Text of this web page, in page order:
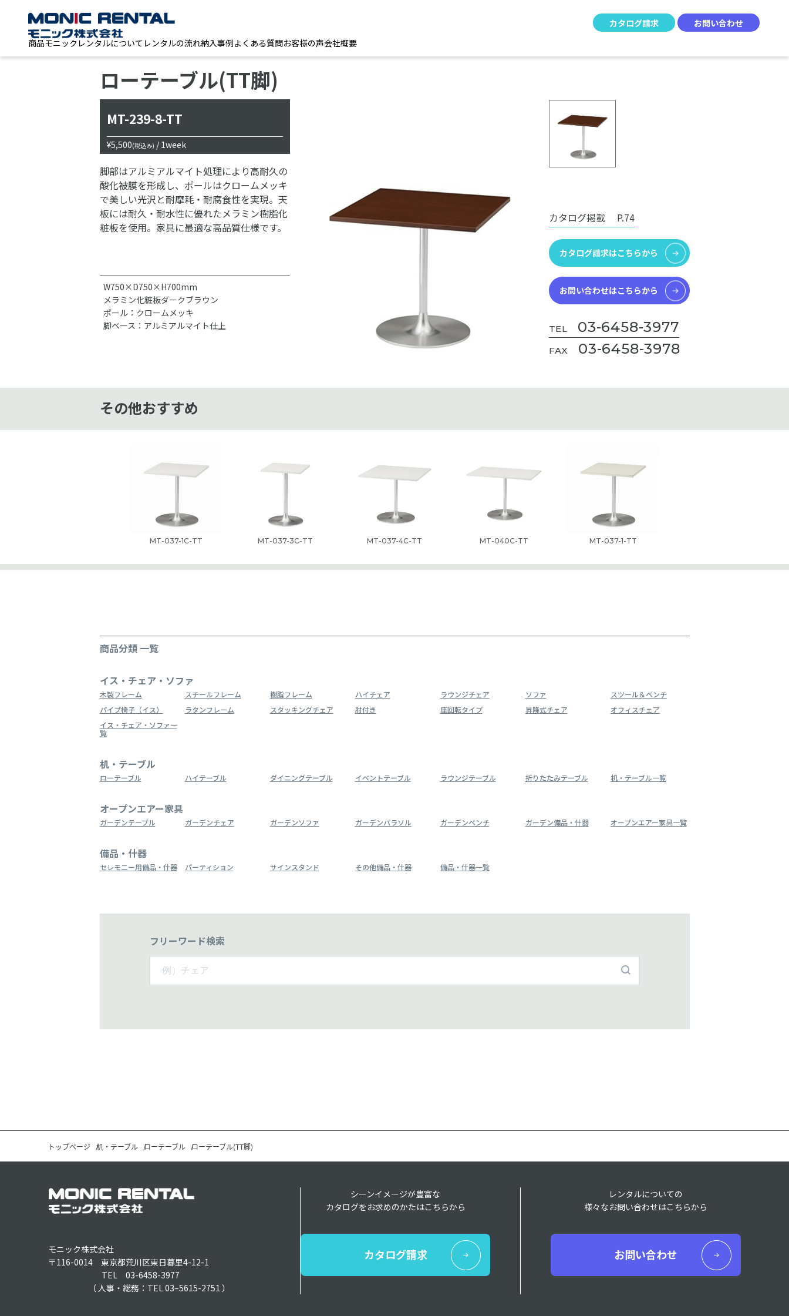
カタログ請求
お問い合わせ
商品モニックレンタルについて レンタルの流れ納入事例よくある質問お客様の声会社概要
ローテーブル(TT脚)
MT-239-8-TT
¥5,500(税込み) / 1week
脚部はアルミアルマイト処理により高耐久の
酸化被膜を形成し、ポールはクロームメッキ
で美しい光沢と耐摩耗・耐腐食性を実現。天
板には耐久・耐水性に優れたメラミン樹脂化
粧板を使用。家具に最適な高品質仕様です。
W750×D750×H700mm
メラミン化粧板ダークブラウン
ポール：クロームメッキ
脚ベース：アルミアルマイト仕上
カタログ掲載 P.74
カタログ請求はこちらから
お問い合わせはこちらから
TEL 03-6458-3977
FAX 03-6458-3978
その他おすすめ
MT-037-1C-TT MT-037-3C-TT MT-037-4C-TT MT-040C-TT MT-037-1-TT
商品分類 一覧
イス・チェア・ソファ
木製フレーム スチールフレーム 樹脂フレーム ハイチェア ラウンジチェア ソファ
スツール＆ベンチ
パイプ椅子（イス）
ラタンフレーム スタッキングチェア 肘付き 座回転タイプ 昇降式チェア
オフィスチェア
イス・チェア・ソファ一
覧
机・テーブル
ローテーブル ハイテーブル ダイニングテーブル イベントテーブル ラウンジテーブル 折りたたみテーブル 机・テーブル一覧
オープンエアー家具
ガーデンテーブル ガーデンチェア ガーデンソファ ガーデンパラソル ガーデンベンチ ガーデン備品・什器 オープンエアー家具一覧
備品・什器
セレモニー用備品・什器 パーティション サインスタンド その他備品・什器 備品・什器一覧
フリーワード検索
トップページ 机・テーブル ローテーブル ローテーブル(TT脚)
モニック株式会社
〒116-0014 東京都荒川区東日暮里4-12-1
TEL 03-6458-3977
（ 人事・総務：TEL 03–5615-2751 ）
シーンイメージが豊富な
カタログをお求めのかたはこちらから
カタログ請求
レンタルについての
様々なお問い合わせはこちらから
お問い合わせ